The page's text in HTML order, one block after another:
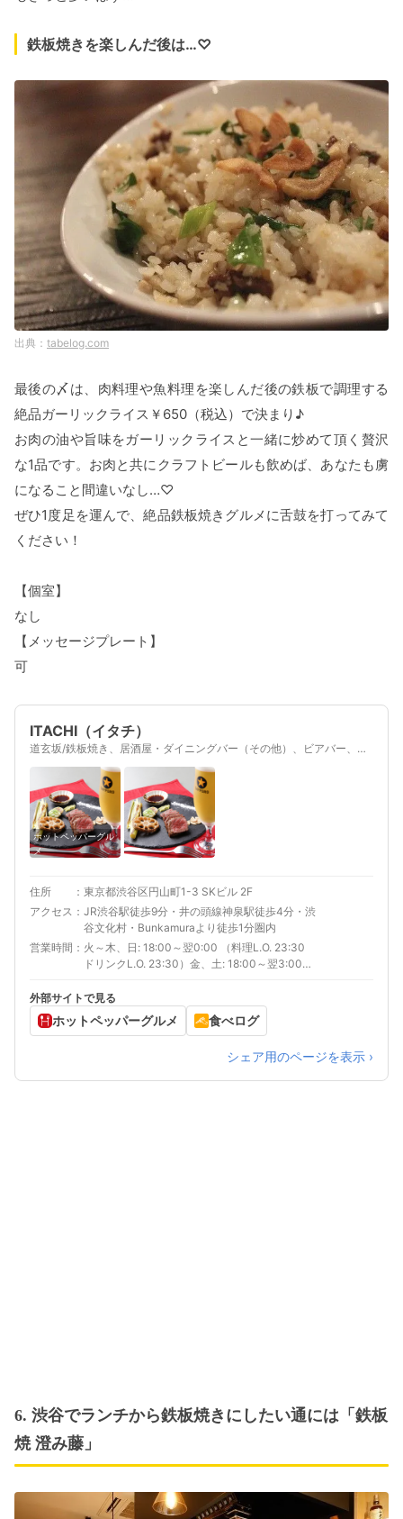
鉄板焼きを楽しんだ後は…♡
tabelog.com
最後の〆は、肉料理や魚料理を楽しんだ後の鉄板で調理する
絶品ガーリックライス￥650（税込）で決まり♪
お肉の油や旨味をガーリックライスと一緒に炒めて頂く贅沢
な1品です。お肉と共にクラフトビールも飲めば、あなたも虜
になること間違いなし…♡
ぜひ1度足を運んで、絶品鉄板焼きグルメに舌鼓を打ってみて
ください！
【個室】
なし
【メッセージプレート】
可
ITACHI（イタチ）
道玄坂/鉄板焼き、居酒屋・ダイニングバー（その他）、ビアバー、居
ホットペッパーグル
メ
住所
東京都渋谷区円山町1-3 SKビル 2F
アクセス
JR渋谷駅徒歩9分・井の頭線神泉駅徒歩4分・渋
谷文化村・Bunkamuraより徒歩1分圏内
営業時間
火～木、日: 18:00～翌0:00 （料理L.O. 23:30
ドリンクL.O. 23:30）金、土: 18:00～翌3:00
外部サイトで見る
ホットペッパーグルメ 食べログ
シェア用のページを表示 ›
6. 渋谷でランチから鉄板焼きにしたい通には「鉄板
焼 澄み藤」